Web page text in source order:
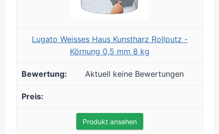
Lugato Weisses Haus Kunstharz Rollputz -
Körnung 0,5 mm 8 kg
Aktuell keine Bewertungen
Produkt ansehen